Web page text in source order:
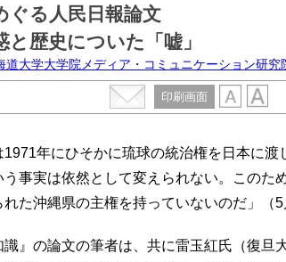
ぐる人民日報論文
と歴史についた「嘘」
道大学大学院メディア・コミュニケーション研究
印刷画面
年にひそかに琉球の統治権を日本に渡
う事実は依然として変えられない。このた
た沖縄県の主権を持っていないのだ」（5
』の論文の筆者は、共に雷玉紅氏（復旦